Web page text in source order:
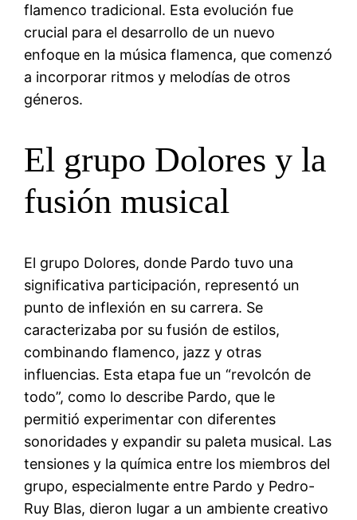
flamenco tradicional. Esta evolución fue
crucial para el desarrollo de un nuevo
enfoque en la música flamenca, que comenzó
a incorporar ritmos y melodías de otros
géneros.
El grupo Dolores y la
fusión musical
El grupo Dolores, donde Pardo tuvo una
significativa participación, representó un
punto de inflexión en su carrera. Se
caracterizaba por su fusión de estilos,
combinando flamenco, jazz y otras
influencias. Esta etapa fue un “revolcón de
todo”, como lo describe Pardo, que le
permitió experimentar con diferentes
sonoridades y expandir su paleta musical. Las
tensiones y la química entre los miembros del
grupo, especialmente entre Pardo y Pedro-
Ruy Blas, dieron lugar a un ambiente creativo